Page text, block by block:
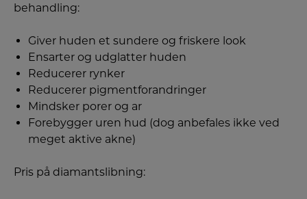
behandling:
Giver huden et sundere og friskere look
Ensarter og udglatter huden
Reducerer rynker
Reducerer pigmentforandringer
Mindsker porer og ar
Forebygger uren hud (dog anbefales ikke ved
meget aktive akne)
Pris på diamantslibning: